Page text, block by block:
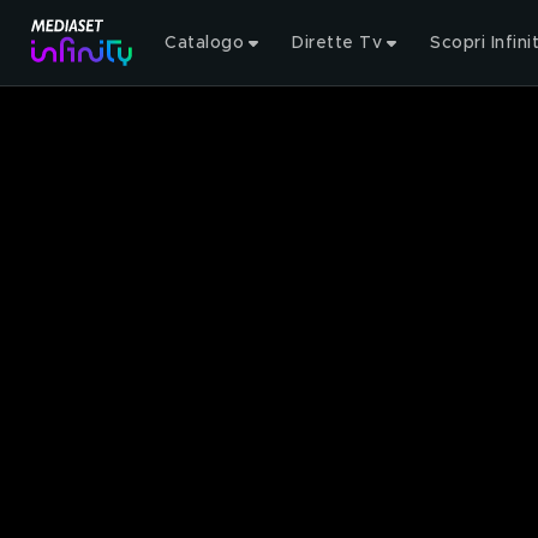
Catalogo Dirette Tv Scopri